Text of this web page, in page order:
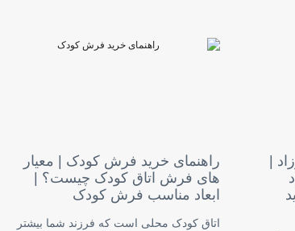
|
راهنمای خرید فرش کودک | معیار
های فرش اتاق کودک چیست؟ |
ابعاد مناسب فرش کودک
اتاق کودک محلی است که فرزند شما بیشتر